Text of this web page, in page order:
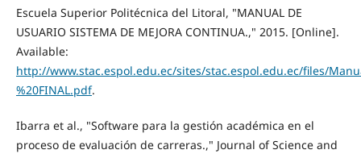
Escuela Superior Politécnica del Litoral, "MANUAL DE
USUARIO SISTEMA DE MEJORA CONTINUA.," 2015. [Online].
Available:
http://www.stac.espol.edu.ec/sites/stac.espol.edu.ec/files/
%20FINAL.pdf.
Ibarra et al., "Software para la gestión académica en el
proceso de evaluación de carreras.," Journal of Science and